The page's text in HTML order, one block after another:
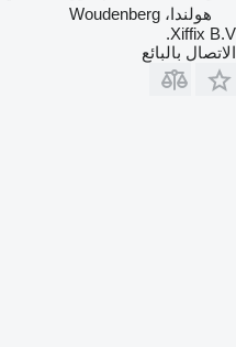
هولندا، Woudenberg
Xiffix B.V.
الاتصال بالبائع